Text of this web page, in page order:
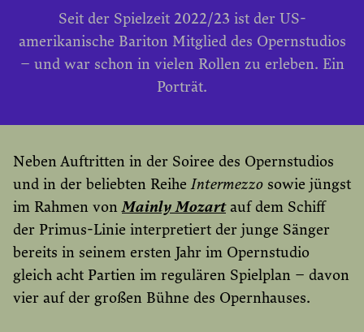
Seit der Spielzeit 2022/23 ist der US-
amerikanische Bariton Mitglied des Opernstudios
– und war schon in vielen Rollen zu erleben. Ein
Porträt.
Neben Auftritten in der Soiree des Opernstudios
und in der beliebten ReiheIntermezzo sowie jüngst
im Rahmen vonMainly Mozart auf dem Schiff
der Primus-Linie interpretiert der junge Sänger
bereits in seinem ersten Jahr im Opernstudio
gleich acht Partien im regulären Spielplan – davon
vier auf der großen Bühne des Opernhauses.